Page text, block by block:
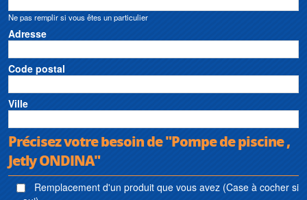
Ne pas remplir si vous êtes un particulier
Adresse
Code postal
Ville
Précisez votre besoin de "Pompe de piscine ,
Jetly ONDINA"
Remplacement d'un produit que vous avez (Case à cocher si